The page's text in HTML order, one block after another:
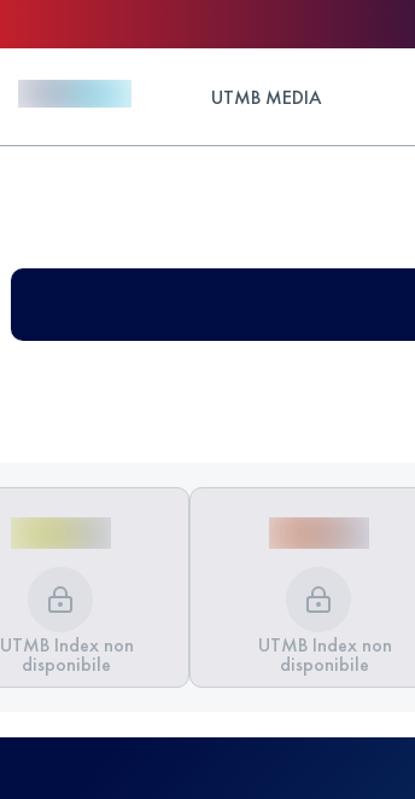
UTMB MEDIA
UTMB Index non
disponibile
UTMB Index non
disponibile